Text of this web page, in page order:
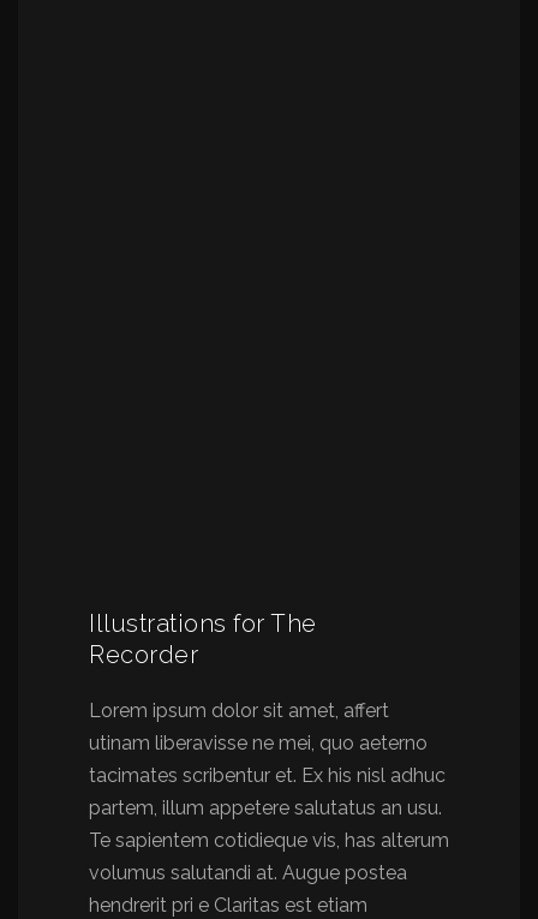
Illustrations for The
Recorder
Lorem ipsum dolor sit amet, affert
utinam liberavisse ne mei, quo aeterno
tacimates scribentur et. Ex his nisl adhuc
partem, illum appetere salutatus an usu.
Te sapientem cotidieque vis, has alterum
volumus salutandi at. Augue postea
hendrerit pri e Claritas est etiam